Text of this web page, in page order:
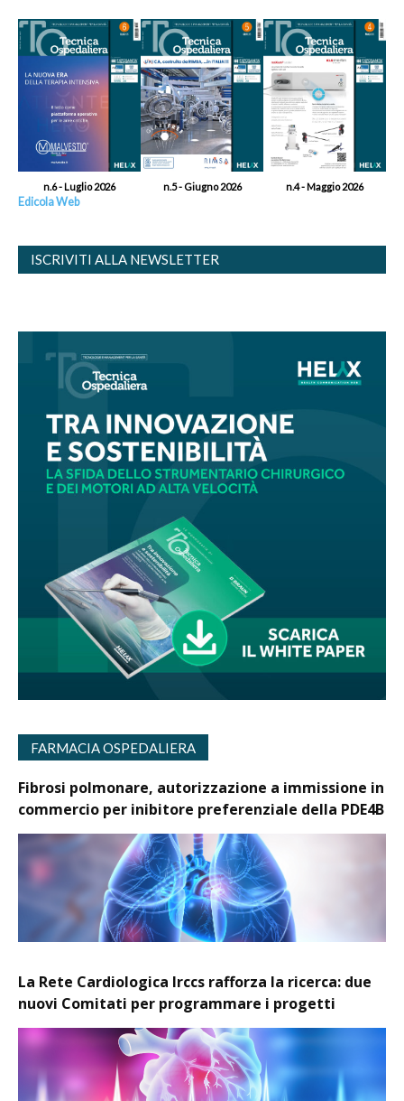
n.6 - Luglio 2026 n.5 - Giugno 2026 n.4 - Maggio 2026
Edicola Web
ISCRIVITI ALLA NEWSLETTER
FARMACIA OSPEDALIERA
Fibrosi polmonare, autorizzazione a immissione in
commercio per inibitore preferenziale della PDE4B
La Rete Cardiologica Irccs rafforza la ricerca: due
nuovi Comitati per programmare i progetti